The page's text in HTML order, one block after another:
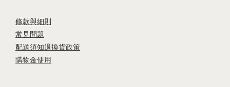
條款與細則
常見問題
配送須知退換貨政策
購物金使用